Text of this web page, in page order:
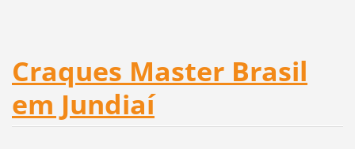
Craques Master Brasil
em Jundiaí